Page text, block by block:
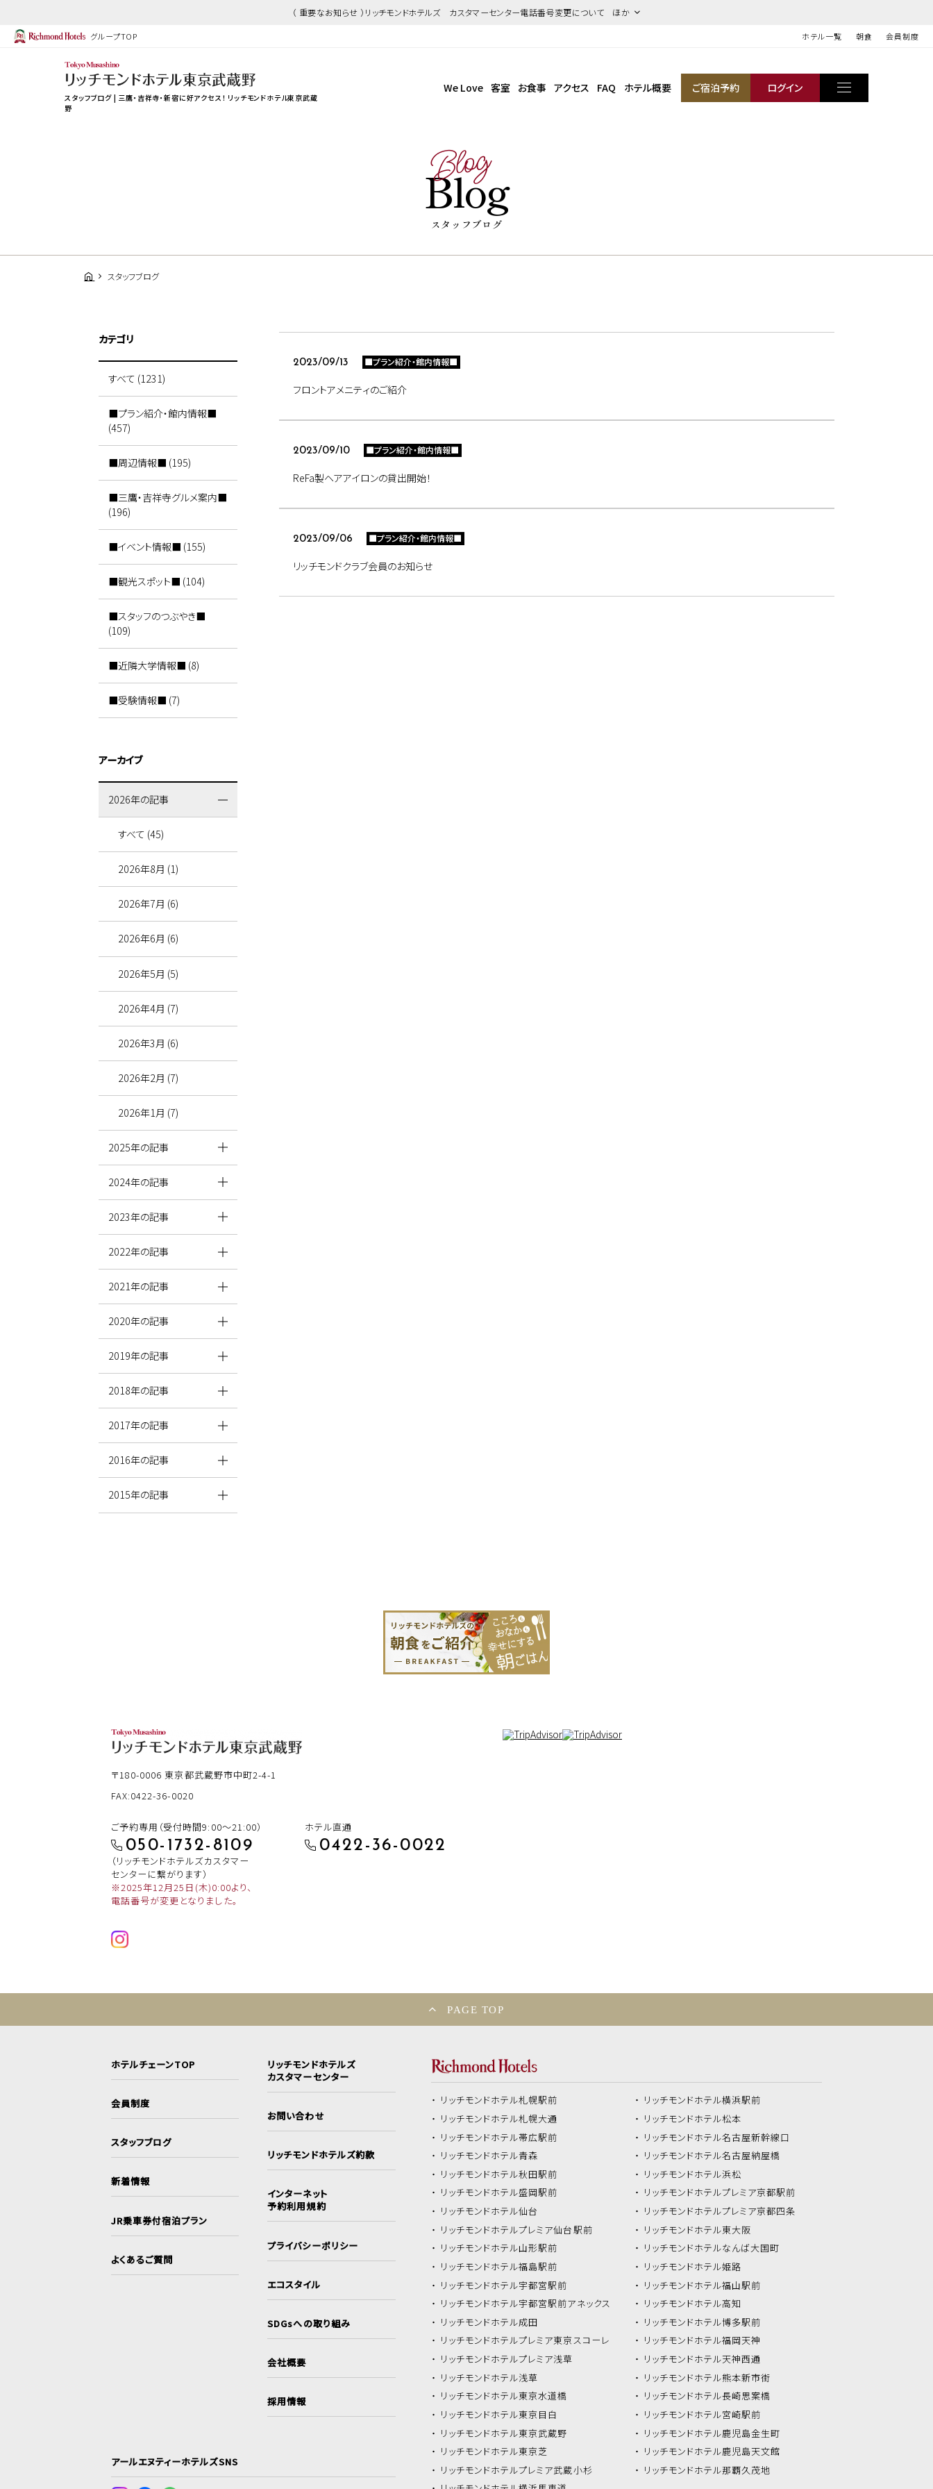
（ 重要なお知らせ ）リッチモンドホテルズ カスタマーセンター電話番号変更について ほか
グループTOP ホテル一覧 朝食 会員制度
スタッフブログ | 三鷹・吉祥寺・新宿に好アクセス！ リッチモンドホテル東京武蔵
野
We Love 客室 お食事 アクセス FAQ ホテル概要 ご宿泊予約 ログイン
Blog
Blog
スタッフブログ
スタッフブログ
2023/09/13 ■プラン紹介・館内情報■
フロントアメニティのご紹介
2023/09/10 ■プラン紹介・館内情報■
ReFa製ヘアアイロンの貸出開始！
2023/09/06 ■プラン紹介・館内情報■
リッチモンドクラブ会員のお知らせ
カテゴリ
すべて (1231)
■プラン紹介・館内情報■
(457)
■周辺情報■ (195)
■三鷹・吉祥寺グルメ案内■
(196)
■イベント情報■ (155)
■観光スポット■ (104)
■スタッフのつぶやき■
(109)
■近隣大学情報■ (8)
■受験情報■ (7)
アーカイブ
2026年の記事
すべて (45)
2026年8月 (1)
2026年7月 (6)
2026年6月 (6)
2026年5月 (5)
2026年4月 (7)
2026年3月 (6)
2026年2月 (7)
2026年1月 (7)
2025年の記事
2024年の記事
2023年の記事
2022年の記事
2021年の記事
2020年の記事
2019年の記事
2018年の記事
2017年の記事
2016年の記事
2015年の記事
〒180-0006東京都武蔵野市中町2-4-1
FAX:0422-36-0020
ご予約専用（受付時間9:00～21:00）
050-1732-8109
（リッチモンドホテルズカスタマー
センターに繋がります）
※2025年12月25日(木)0:00より、
電話番号が変更となりました。
ホテル直通
0422-36-0022
PAGE TOP
ホテルチェーンTOP
会員制度
スタッフブログ
新着情報
JR乗車券付宿泊プラン
よくあるご質問
リッチモンドホテルズ
カスタマーセンター
お問い合わせ
リッチモンドホテルズ約款
インターネット
予約利用規約
プライバシーポリシー
エコスタイル
SDGsへの取り組み
会社概要
採用情報
アールエヌティーホテルズSNS
リッチモンドホテル札幌駅前
リッチモンドホテル札幌大通
リッチモンドホテル帯広駅前
リッチモンドホテル青森
リッチモンドホテル秋田駅前
リッチモンドホテル盛岡駅前
リッチモンドホテル仙台
リッチモンドホテルプレミア仙台駅前
リッチモンドホテル山形駅前
リッチモンドホテル福島駅前
リッチモンドホテル宇都宮駅前
リッチモンドホテル宇都宮駅前アネックス
リッチモンドホテル成田
リッチモンドホテルプレミア東京スコーレ
リッチモンドホテルプレミア浅草
リッチモンドホテル浅草
リッチモンドホテル東京水道橋
リッチモンドホテル東京目白
リッチモンドホテル東京武蔵野
リッチモンドホテル東京芝
リッチモンドホテルプレミア武蔵小杉
リッチモンドホテル横浜駅前
リッチモンドホテル松本
リッチモンドホテル名古屋新幹線口
リッチモンドホテル名古屋納屋橋
リッチモンドホテル浜松
リッチモンドホテルプレミア京都駅前
リッチモンドホテルプレミア京都四条
リッチモンドホテル東大阪
リッチモンドホテルなんば大国町
リッチモンドホテル姫路
リッチモンドホテル福山駅前
リッチモンドホテル高知
リッチモンドホテル博多駅前
リッチモンドホテル福岡天神
リッチモンドホテル天神西通
リッチモンドホテル熊本新市街
リッチモンドホテル長崎思案橋
リッチモンドホテル宮崎駅前
リッチモンドホテル鹿児島金生町
リッチモンドホテル鹿児島天文館
リッチモンドホテル那覇久茂地